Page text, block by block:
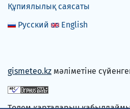
Құпиялылық саясаты
Русский
English
gismeteo.kz мәліметіне